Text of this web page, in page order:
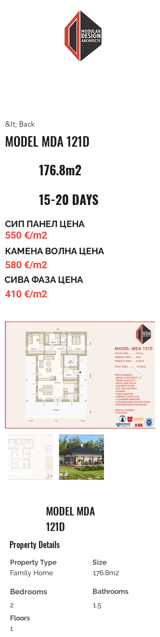
&lt; Back
MODEL MDA 121D
176.8m2
15-20 DAYS
СИП ПАНЕЛ ЦЕНА
550 €/m2
КАМЕНА ВОЛНА ЦЕНА
580 €/m2
СИВА ФАЗА ЦЕНА
410 €/m2
MODEL MDA
121D
Property Details
Property Type
Family Home
Bedrooms
2
Size
176.8m2
Bathrooms
1.5
Floors
1